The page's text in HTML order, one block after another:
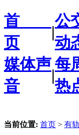
首
页
|
公
动
媒体声
音
|
每
热
当前位置: 首页 > 有